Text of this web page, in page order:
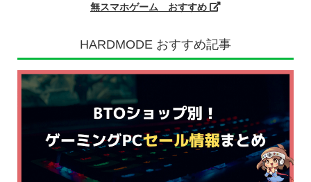
無スマホゲーム おすすめ
HARDMODE おすすめ記事